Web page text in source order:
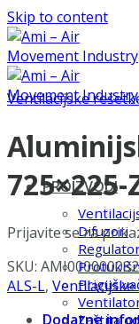
Skip to content
PROIZVODI
Difuzori
Zaštita
Ventilacijske
725×225-
Prijavite se za
SKU:
ALS-L,
Dodatne